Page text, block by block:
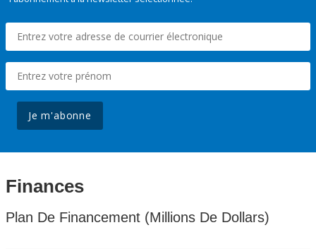
Je m'abonne
Finances
Plan De Financement (Millions De Dollars)